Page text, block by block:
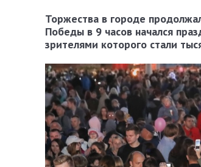
Торжества в городе
Победы в 9 часов начался
зрителями которого стали